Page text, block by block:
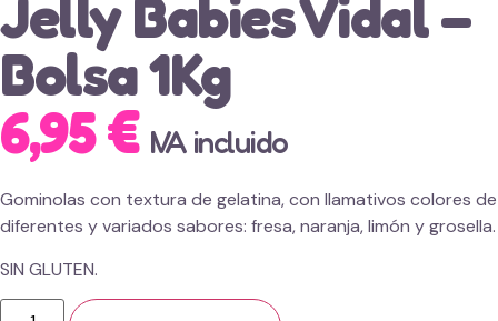
Jelly Babies Vidal –
Bolsa 1Kg
6,95€ IVA incluido
Gominolas con textura de gelatina, con llamativos colores de
diferentes y variados sabores: fresa, naranja, limón y grosella.
SIN GLUTEN.